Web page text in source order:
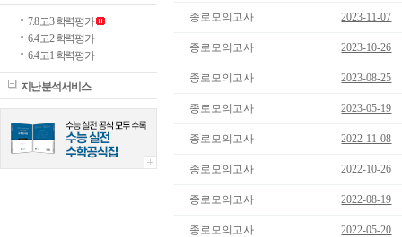
7.8 고3 학력평가
6.4 고2 학력평가
6.4 고1 학력평가
지난 분석서비스
종로모의고사 2023-11-07
종로모의고사 2023-10-26
종로모의고사 2023-08-25
종로모의고사 2023-05-19
종로모의고사 2022-11-08
종로모의고사 2022-10-26
종로모의고사 2022-08-19
종로모의고사 2022-05-20